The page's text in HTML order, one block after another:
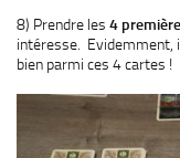
8) Prendre les 4
intéresse. Evidemment,
bien parmi ces 4 cartes !